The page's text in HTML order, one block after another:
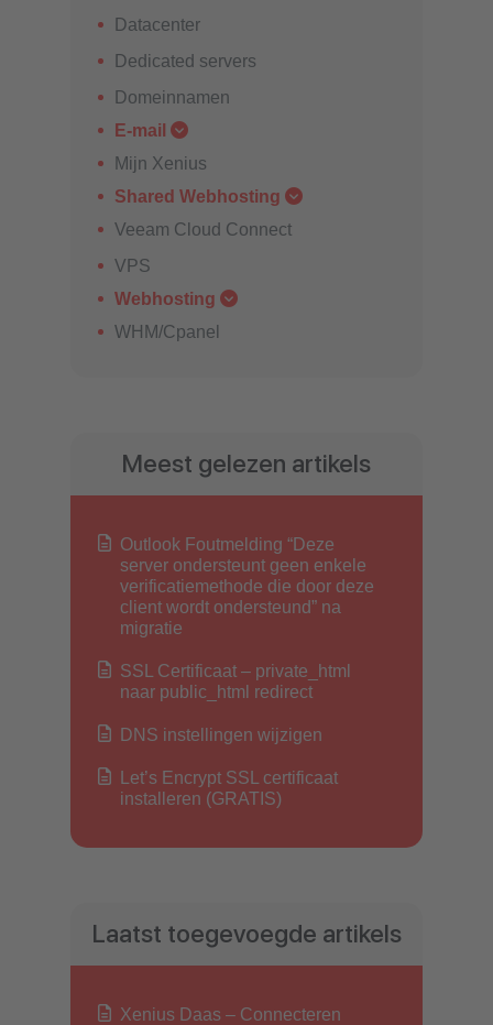
Datacenter
Dedicated servers
Domeinnamen
E-mail
Mijn Xenius
Shared Webhosting
Veeam Cloud Connect
VPS
Webhosting
WHM/Cpanel
Meest gelezen artikels
Outlook Foutmelding “Deze
server ondersteunt geen enkele
verificatiemethode die door deze
client wordt ondersteund” na
migratie
SSL Certificaat – private_html
naar public_html redirect
DNS instellingen wijzigen
Let’s Encrypt SSL certificaat
installeren (GRATIS)
Laatst toegevoegde artikels
Xenius Daas – Connecteren